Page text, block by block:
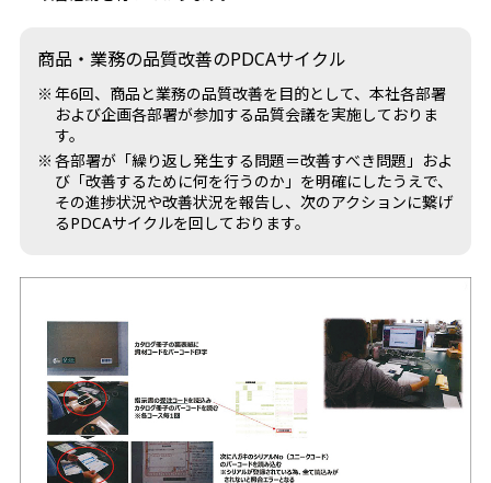
商品・業務の品質改善のPDCAサイクル
年6回、商品と業務の品質改善を目的として、本社各部署
および企画各部署が参加する品質会議を実施しておりま
す。
各部署が「繰り返し発生する問題＝改善すべき問題」およ
び「改善するために何を行うのか」を明確にしたうえで、
その進捗状況や改善状況を報告し、次のアクションに繋げ
るPDCAサイクルを回しております。